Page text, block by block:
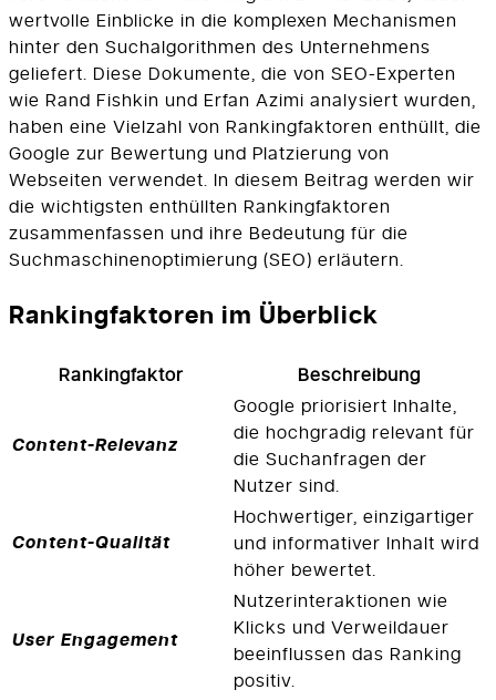
wertvolle Einblicke in die komplexen Mechanismen
hinter den Suchalgorithmen des Unternehmens
geliefert. Diese Dokumente, die von SEO-Experten
wie Rand Fishkin und Erfan Azimi analysiert wurden,
haben eine Vielzahl von Rankingfaktoren enthüllt, die
Google zur Bewertung und Platzierung von
Webseiten verwendet. In diesem Beitrag werden wir
die wichtigsten enthüllten Rankingfaktoren
zusammenfassen und ihre Bedeutung für die
Suchmaschinenoptimierung (SEO) erläutern.
Rankingfaktoren im Überblick
Rankingfaktor Beschreibung
Content-Relevanz
Google priorisiert Inhalte,
die hochgradig relevant für
die Suchanfragen der
Nutzer sind.
Content-Qualität
Hochwertiger, einzigartiger
und informativer Inhalt wird
höher bewertet.
User Engagement
Nutzerinteraktionen wie
Klicks und Verweildauer
beeinflussen das Ranking
positiv.